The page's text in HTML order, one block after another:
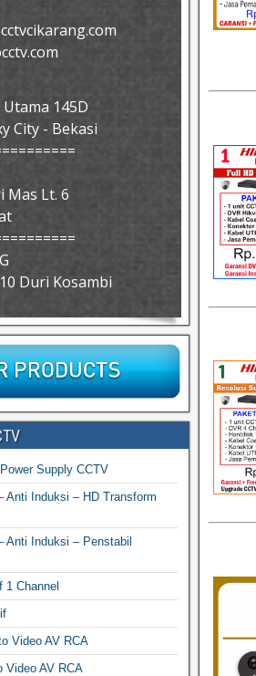
Utama 145D
City - Bekasi
Mas Lt. 6
Duri Kosambi
Supply CCTV
Anti Induksi – HD Transform
Anti Induksi – Penstabil
1 Channel
Video AV RCA
Video AV RCA